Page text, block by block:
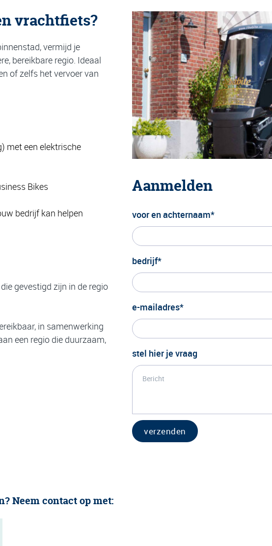
vrachtfiets?
vermijd je
bereikbare regio. Ideaal
of zelfs het vervoer van
met een elektrische
Bikes
bedrijf kan helpen
gevestigd zijn in de regio
in samenwerking
een regio die duurzaam,
Aanmelden
voor en achternaam*
bedrijf*
e-mailadres*
stel hier je vraag
verzenden
Neem contact op met: